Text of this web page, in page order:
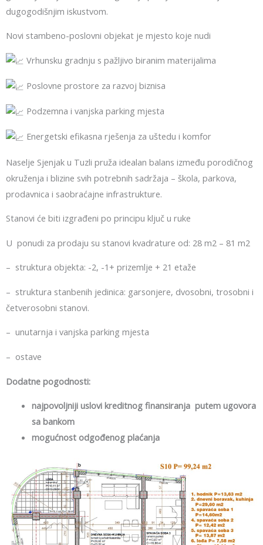
dugogodišnjim iskustvom.
Novi stambeno-poslovni objekat je mjesto koje nudi
Vrhunsku gradnju s pažljivo biranim materijalima
Poslovne prostore za razvoj biznisa
Podzemna i vanjska parking mjesta
Energetski efikasna rješenja za uštedu i komfor
Naselje Sjenjak u Tuzli pruža idealan balans između porodičnog
okruženja i blizine svih potrebnih sadržaja – škola, parkova,
prodavnica i saobraćajne infrastrukture.
Stanovi će biti izgrađeni po principu ključ u ruke
U ponudi za prodaju su stanovi kvadrature od: 28 m2 – 81 m2
– struktura objekta: -2, -1+ prizemlje + 21 etaže
– struktura stanbenih jedinica: garsonjere, dvosobni, trosobni i
četverosobni stanovi.
– unutarnja i vanjska parking mjesta
– ostave
Dodatne pogodnosti:
najpovoljniji uslovi kreditnog finansiranja putem ugovora
sa bankom
mogućnost odgođenog plaćanja